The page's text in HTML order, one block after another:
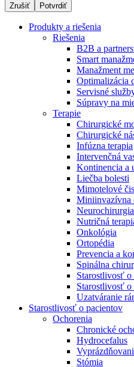
Terapie
Nájdite si prácu u nás​
Objavte svoje kariérne
Médiá
Kontakt
Zrušiť Potvrdiť
Produkty a riešenia
Riešenia
B2B a
Smart
Manažment
Optimalizácia
Servisné
Súpravy na
Terapie
Chirurgické
Chirurgické
Infúzna terapia
Intervenčná
Kontinencia a
Liečba bolesti
Mimotelové
Miniinvazívna
Neurochirurgia
Nutričná
Onkológia
Ortopédia
Prevencia a
Spinálna
Starostlivosť o
Starostlivosť o
Uzatváranie
Starostlivosť o pacientov
Ochorenia
Chronické
Hydrocefalus
Stómia